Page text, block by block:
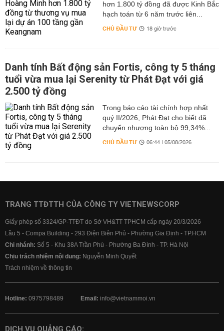
hơn 1.800 tỷ đồng đã được Kinh Bắc
hạch toán từ 6 năm trước liên...
CHỦ ĐẦU TƯ 18 giờ trước
Danh tính Bất động sản Fortis, công ty 5 tháng
tuổi vừa mua lại Serenity từ Phát Đạt với giá
2.500 tỷ đồng
Trong báo cáo tài chính hợp nhất
quý II/2026, Phát Đạt cho biết đã
chuyển nhượng toàn bộ 99,34%...
CHỦ ĐẦU TƯ 06:44 | 05/08/2026
TRANG TTĐTTH CỦA CÔNG TY VIETNEWSCORP
Giấy phép số 3324/GP-TTĐT do Sở VH&TT TPHCM cấp ngày 20/3/2026
Lầu 5 - Compa Building - 293 Điện Biên Phủ - Phường Gia Định - TP.HCM
Chi nhánh: Số 5 - Khu 38A Trần Phú - Phường Ba Đình - TP. Hà Nội
Chịu trách nhiệm nội dung: Nguyễn Minh Quyết
Trách nhiệm về thông tin
Hotline: 0975798489 Email: info@vietnammoi.vn
DỊCH VỤ QUẢNG CÁO: